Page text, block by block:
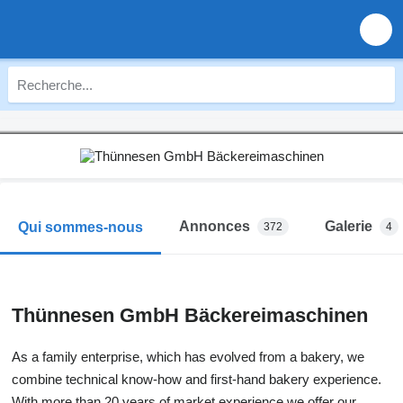
Qui sommes-nous Annonces 372 Galerie 4
Thünnesen GmbH Bäckereimaschinen
As a family enterprise, which has evolved from a bakery, we
combine technical know-how and first-hand bakery experience.